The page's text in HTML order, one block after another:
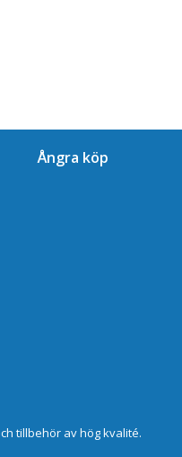
Ångra köp
tillbehör av hög kvalité.